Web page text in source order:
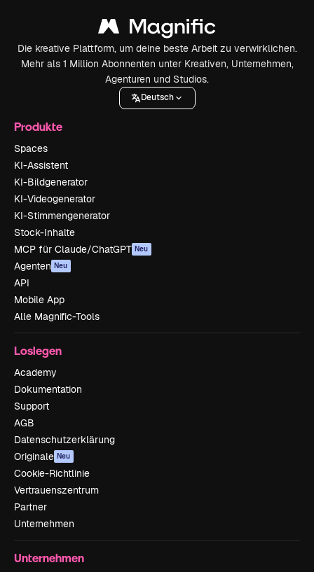
Die kreative Plattform, um deine beste Arbeit zu verwirklichen.
Mehr als 1 Million Abonnenten unter Kreativen, Unternehmen,
Agenturen und Studios.
Deutsch
Produkte
Spaces
KI-Assistent
KI-Bildgenerator
KI-Videogenerator
KI-Stimmengenerator
Stock-Inhalte
MCP für Claude/ChatGPT Neu
Agenten Neu
API
Mobile App
Alle Magnific-Tools
Loslegen
Academy
Dokumentation
Support
AGB
Datenschutzerklärung
Originale Neu
Cookie-Richtlinie
Vertrauenszentrum
Partner
Unternehmen
Unternehmen